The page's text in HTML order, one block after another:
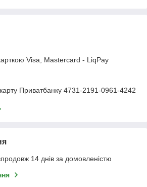
Visa, Mastercard - LiqPay
Приватбанку 4731-2191-0961-4242
14 днів за домовленістю